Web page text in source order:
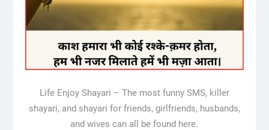
Life Enjoy Shayari – The most funny SMS, killer
shayari, and shayari for friends, girlfriends, husbands,
and wives can all be found here.